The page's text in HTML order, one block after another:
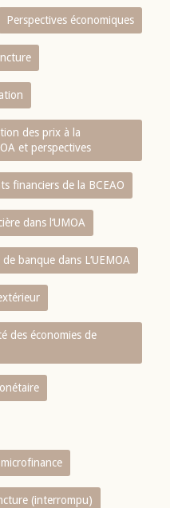
Perspectives économiques
des prix à la
et perspectives
financiers de la BCEAO
dans l‘UMOA
banque dans L‘UEMOA
des économies de
(interrompu)